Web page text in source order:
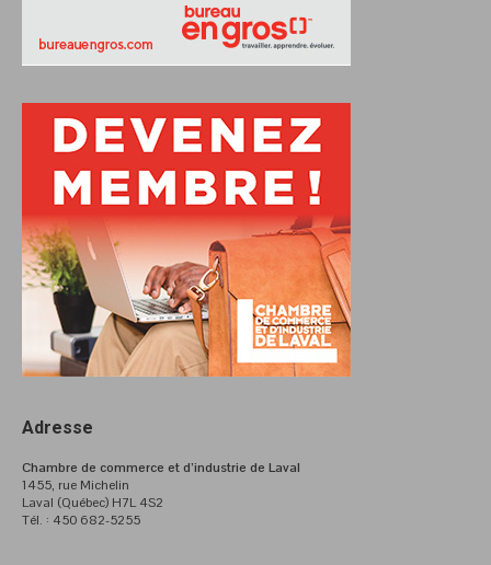
Adresse
Chambre de commerce et d’industrie de Laval
1455, rue Michelin
Laval (Québec) H7L 4S2
Tél. : 450 682-5255